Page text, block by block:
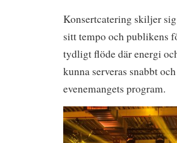
Konsertcatering skiljer
sitt tempo och publikens
tydligt flöde där energi
kunna serveras snabbt
evenemangets program.